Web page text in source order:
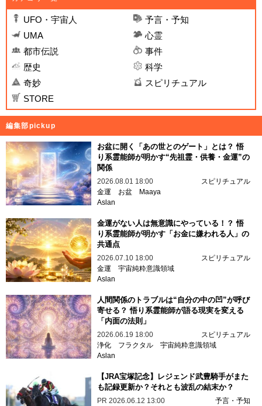
UFO・宇宙人
予言・予知
UMA
心霊
都市伝説
事件
歴史
科学
奇妙
スピリチュアル
STORE
編集部pickup
お盆に開く「あの世とのゲート」とは？ 悟
り系霊能師が明かす“先祖霊・供養・金運”の
関係
2026.08.01 18:00
スピリチュアル
金運
お盆
Maaya
Aslan
金運がない人は無意識にやっている！？ 悟
り系霊能師が明かす「お金に嫌われる人」の
共通点
2026.07.10 18:00
スピリチュアル
金運 宇宙純粋意識領域
Aslan
人間関係のトラブルは“自分の中の凹”が呼び
寄せる？ 悟り系霊能師が語る現実を変える
「内面の法則」
2026.06.19 18:00
スピリチュアル
浄化
フラクタル 宇宙純粋意識領域
Aslan
【JRA宝塚記念】レジェンド武豊騎手がまた
も記録更新か？それとも波乱の結末か？
PR 2026.06.12 13:00
予言・予知